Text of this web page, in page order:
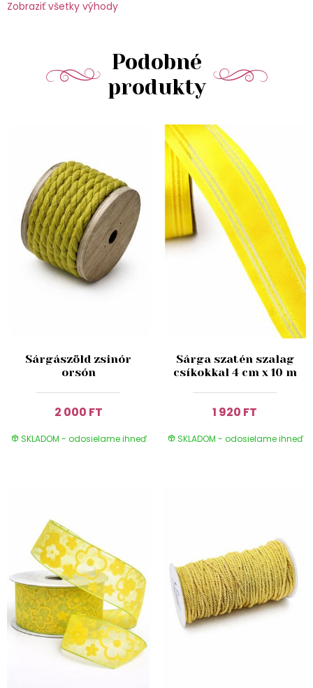
Zobraziť všetky výhody
Podobné
produkty
Sárgászöld zsinór
orsón
2 000 FT
SKLADOM - odosielame ihneď
Sárga szatén szalag
csíkokkal 4 cm x 10 m
1 920 FT
SKLADOM - odosielame ihneď